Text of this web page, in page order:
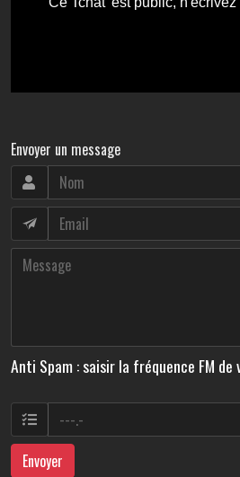
Envoyer un message
Anti Spam : saisir la fréquence FM de
Envoyer